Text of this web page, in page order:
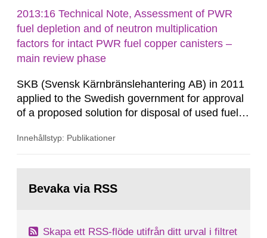
accumulation in the biosphere cannot be used
satisfactorily for 14C. In 2011, the Swedish
Radiation Safety Authority (SSM)...
2013:16 Technical Note, Assessment of PWR
fuel depletion and of neutron multiplication
factors for intact PWR fuel copper canisters –
main review phase
SKB (Svensk Kärnbränslehantering AB) in 2011
applied to the Swedish government for approval
of a proposed solution for disposal of used fuel
relatively minor quantities of other fissile
determine the influence of reactor depletion on
Innehållstyp: Publikationer
sida:Bevaka via RSS
Skapa ett RSS-flöde utifrån ditt urval i filtret